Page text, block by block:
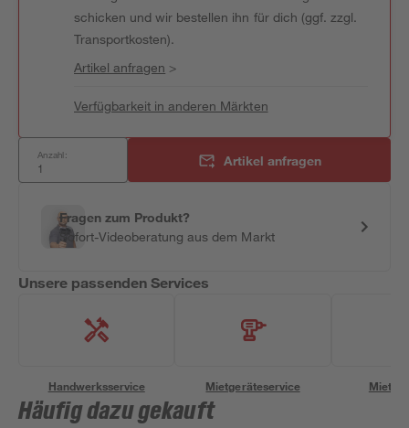
schicken und wir bestellen ihn für dich (ggf. zzgl.
Transportkosten).
Artikel anfragen >
Verfügbarkeit in anderen Märkten
Anzahl: Artikel anfragen
Fragen zum Produkt?
Sofort-Videoberatung aus dem Markt
Unsere passenden Services
Handwerksservice Mietgeräteservice
Häufig dazu gekauft